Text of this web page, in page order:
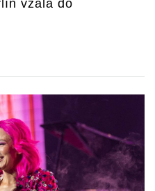
vzala do